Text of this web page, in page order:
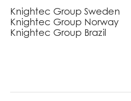
Knightec Group Sweden
Knightec Group Norway
Knightec Group Brazil